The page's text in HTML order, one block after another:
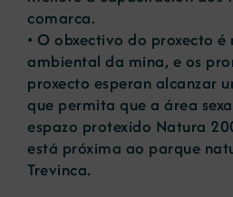
comarca.
• O obxectivo do proxecto
ambiental da mina, e os
proxecto esperan alcanzar
que permita que a área
espazo protexido Natura
está próxima ao parque
Trevinca.